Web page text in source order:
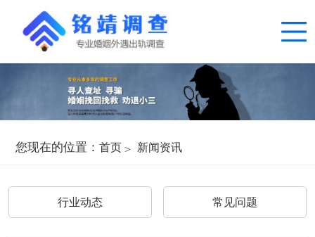
您现在的位置： 首页 新闻资讯
行业动态 常见问题